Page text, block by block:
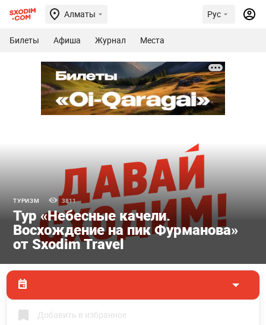
Алматы Рус
Билеты Афиша Журнал Места
ТУРИЗМ 3811
Тур «Небесные качели.
Восхождение на пик Фурманова»
от Sxodim Travel
Добавить в избранное